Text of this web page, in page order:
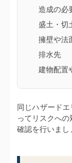
造成の必
盛土・切
擁壁や法
排水先
建物配置
同じハザード
ってリスクへ
確認を行いまし